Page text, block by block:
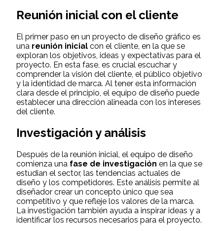
Reunión inicial con el cliente
El primer paso en un proyecto de diseño gráfico es
una reunión inicial con el cliente, en la que se
exploran los objetivos, ideas y expectativas para el
proyecto. En esta fase, es crucial escuchar y
comprender la visión del cliente, el público objetivo
y la identidad de marca. Al tener esta información
clara desde el principio, el equipo de diseño puede
establecer una dirección alineada con los intereses
del cliente.
Investigación y análisis
Después de la reunión inicial, el equipo de diseño
comienza una fase de investigación en la que se
estudian el sector, las tendencias actuales de
diseño y los competidores. Este análisis permite al
diseñador crear un concepto único que sea
competitivo y que refleje los valores de la marca.
La investigación también ayuda a inspirar ideas y a
identificar los recursos necesarios para el proyecto.